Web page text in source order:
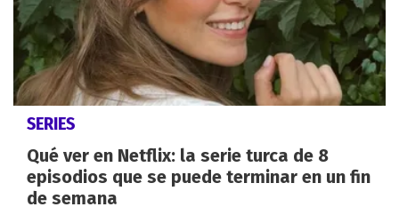
SERIES
Qué ver en Netflix: la serie turca de 8
episodios que se puede terminar en un fin
de semana